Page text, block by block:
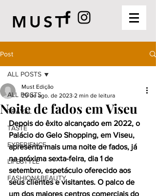
MUST
Post
ALL POSTS
TRAVEL
TASTE
EXPERIENCE
LIFESTYLE
FASHION&BEAUTY
ALL POSTS
Noite de fados em Viseu
Must Edição
29 de ago. de 2023 2 min de leitura
Depois do êxito alcançado em 2022, o
Palácio do Gelo Shopping, em Viseu,
apresenta mais uma noite de fados, já
na próxima sexta-feira, dia 1 de
setembro, espetáculo oferecido aos
seus clientes e visitantes. O palco de
um dos maiores centros comerciais do